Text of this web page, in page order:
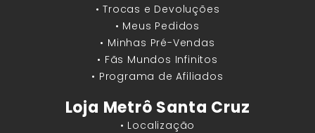
• Trocas e Devoluções
• Meus Pedidos
• Minhas Pré-Vendas
• Fãs Mundos Infinitos
• Programa de Afiliados
Loja Metrô Santa Cruz
• Localização